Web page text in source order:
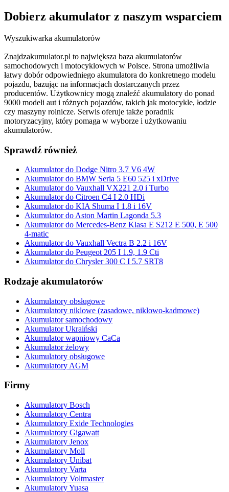
Dobierz akumulator z naszym wsparciem
Wyszukiwarka akumulatorów
Znajdzakumulator.pl to największa baza akumulatorów
samochodowych i motocyklowych w Polsce. Strona umożliwia
łatwy dobór odpowiedniego akumulatora do konkretnego modelu
pojazdu, bazując na informacjach dostarczanych przez
producentów. Użytkownicy mogą znaleźć akumulatory do ponad
9000 modeli aut i różnych pojazdów, takich jak motocykle, łodzie
czy maszyny rolnicze. Serwis oferuje także poradnik
motoryzacyjny, który pomaga w wyborze i użytkowaniu
akumulatorów.
Sprawdź również
Akumulator do Dodge Nitro 3.7 V6 4W
Akumulator do BMW Seria 5 E60 525 i xDrive
Akumulator do Vauxhall VX221 2.0 i Turbo
Akumulator do Citroen C4 I 2.0 HDi
Akumulator do KIA Shuma I 1.8 i 16V
Akumulator do Aston Martin Lagonda 5.3
Akumulator do Mercedes-Benz Klasa E S212 E 500, E 500
4-matic
Akumulator do Vauxhall Vectra B 2.2 i 16V
Akumulator do Peugeot 205 I 1.9, 1.9 Cti
Akumulator do Chrysler 300 C I 5.7 SRT8
Rodzaje akumulatorów
Akumulatory obsługowe
Akumulatory niklowe (zasadowe, niklowo-kadmowe)
Akumulator samochodowy
Akumulator Ukraiński
Akumulator wapniowy CaCa
Akumulator żelowy
Akumulatory obsługowe
Akumulatory AGM
Firmy
Akumulatory Bosch
Akumulatory Centra
Akumulatory Exide Technologies
Akumulatory Gigawatt
Akumulatory Jenox
Akumulatory Moll
Akumulatory Unibat
Akumulatory Varta
Akumulatory Voltmaster
Akumulatory Yuasa